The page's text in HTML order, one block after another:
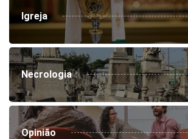
Igreja
Necrologia
Opinião